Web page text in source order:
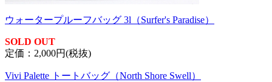
ウォータープルーフバッグ 3l（Surfer's Paradise）
SOLD OUT
定価：2,000円(税抜)
Vivi Palette トートバッグ（North Shore Swell）